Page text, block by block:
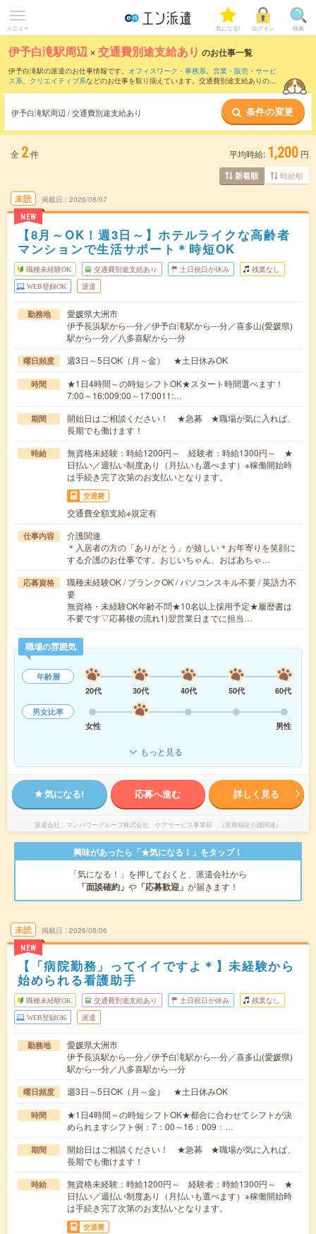
メニュー 気になる! ログイン 検索
伊予白滝駅周辺 ×交通費別途支給あり のお仕事一覧
伊予白滝駅の派遣のお仕事情報です。 オフィスワーク・事務系、 営業・販売・サービ
ス系、 クリエイティブ系などのお仕事を取り揃えています。交通費別途支給ありの条
伊予白滝駅周辺 / 交通費別途支給あり 条件の変更
全 2件 平均時給: 1,200 円
新着順 時給順
未読
NEW
掲載日 2026/08/07
【8月～OK！週3日～】ホテルライクな高齢者
マンションで生活サポート＊時短OK
職種未経験OK 交通費別途支給あり 土日祝日が休み 残業なし
WEB登録OK 派遣
勤務地
愛媛県大洲市
伊予長浜駅から---分／伊予白滝駅から---分／喜多山(愛媛県)
駅から---分／八多喜駅から---分
曜日頻度 週3日～5日OK（月～金） ★土日休みOK
時間
★1日4時間～の時短シフトOK★スタート時間選べます！
7:00～16:009:00～17:0011:…
期間
開始日はご相談ください！ ★急募 ★職場が気に入れば、
長期でも働けます！
時給
無資格未経験：時給1200円～ 経験者：時給1300円～ ★
日払い／週払い制度あり（月払いも選べます）※稼働開始時
は手続き完了次第のお支払いとなります。
交通費
交通費全額支給※規定有
仕事内容
介護関連
＊入居者の方の「ありがとう」が嬉しい＊お年寄りを笑顔に
する介護のお仕事です。おじいちゃん、おばあちゃ…
応募資格
職種未経験OK / ブランクOK / パソコンスキル不要 / 英語力不
要
無資格・未経験OK年齢不問★10名以上採用予定★履歴書は
不要です▽応募後の流れ1)翌営業日までに担当…
職場の雰囲気
年齢層
20代
30代 40代 50代
60代
男女比率
女性
男性
もっと見る
気になる! 応募へ進む 詳しく見る
派遣会社 マンパワーグループ株式会社 ケアサービス事業部 （医療福祉介護関連）
興味があったら「★気になる！」をタップ！
「気になる！」を押しておくと、派遣会社から
「面談確約」 や 「応募歓迎」 が届きます！
未読
NEW
掲載日 2026/08/06
【「病院勤務」ってイイですよ＊】未経験から
始められる看護助手
職種未経験OK 交通費別途支給あり 土日祝日が休み 残業なし
WEB登録OK 派遣
勤務地
愛媛県大洲市
伊予長浜駅から---分／伊予白滝駅から---分／喜多山(愛媛県)
駅から---分／八多喜駅から---分
曜日頻度 週3日～5日OK（月～金） ★土日休みOK
時間
★1日4時間～の時短シフトOK★都合に合わせてシフトが決
められますシフト例：7：00～16：009：…
期間
開始日はご相談ください！ ★急募 ★職場が気に入れば、
長期でも働けます！
時給
無資格未経験：時給1200円～ 経験者：時給1300円～ ★
日払い／週払い制度あり（月払いも選べます）※稼働開始時
は手続き完了次第のお支払いとなります。
交通費